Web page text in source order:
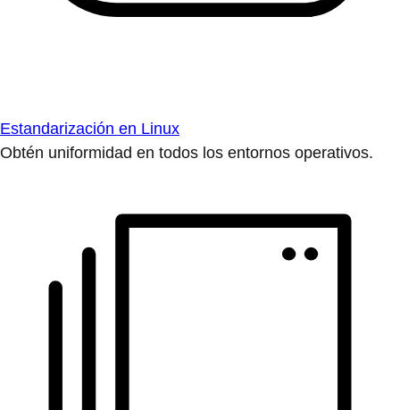
Estandarización en Linux
Obtén uniformidad en todos los entornos operativos.